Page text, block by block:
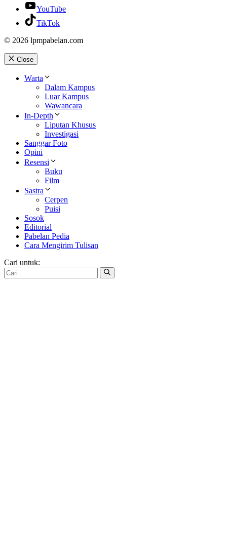
YouTube
TikTok
© 2026 lpmpabelan.com
Close
Warta
Dalam Kampus
Luar Kampus
Wawancara
In-Depth
Liputan Khusus
Investigasi
Sanggar Foto
Opini
Resensi
Buku
Film
Sastra
Cerpen
Puisi
Sosok
Editorial
Pabelan Pedia
Cara Mengirim Tulisan
Cari untuk: